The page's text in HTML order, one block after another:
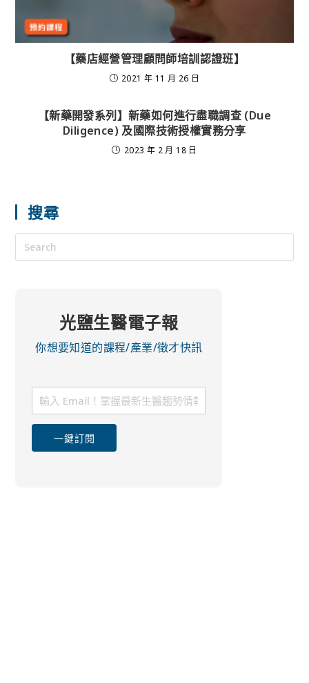
【藥店經營管理顧問師培訓認證班】
2021 年 11 月 26 日
【新藥開發系列】新藥如何進行盡職調查 (Due
Diligence) 及國際技術授權實務分享
2023 年 2 月 18 日
搜尋
光鹽生醫電子報
你想要知道的課程/產業/徵才快訊
一鍵訂閱